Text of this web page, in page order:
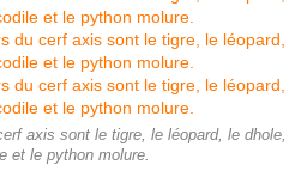
axis sont le tigre, le léopard, le dhole,
et le python molure.